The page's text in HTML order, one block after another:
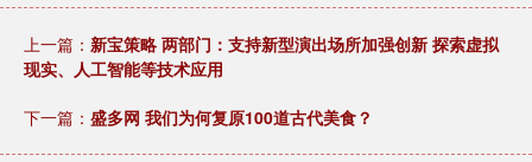
上一篇： 新宝策略 两部门：支持新型演出场所加强创新 探索虚拟
现实、人工智能等技术应用
下一篇： 盛多网 我们为何复原100道古代美食？